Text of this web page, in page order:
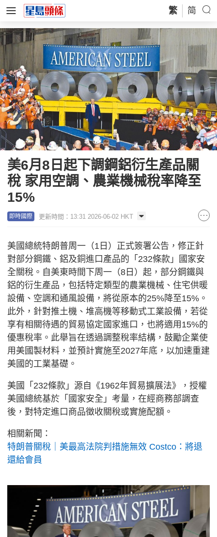
繁 简
美6月8日起下調鋼鋁衍生產品關
稅 家用空調、農業機械稅率降至
15%
即時國際 更新時間：13:31 2026-06-02 HKT
美國總統特朗普周一（1日）正式簽署公告，修正針
對部分鋼鐵、鋁及銅進口產品的「232條款」國家安
全關稅。自美東時間下周一（8日）起，部分鋼鐵與
鋁的衍生產品，包括特定類型的農業機械、住宅供暖
設備、空調和通風設備，將從原本的25%降至15%。
此外，針對推土機、堆高機等移動式工業設備，若從
享有相關待遇的貿易協定國家進口，也將適用15%的
優惠稅率。此舉旨在透過調整稅率結構，鼓勵企業使
用美國製材料，並預計實施至2027年底，以加速重建
美國的工業基礎。
美國「232條款」源自《1962年貿易擴展法》，授權
美國總統基於「國家安全」考量，在經商務部調查
後，對特定進口商品徵收關稅或實施配額。
相關新聞：
特朗普關稅｜美最高法院判措施無效 Costco：將退
還給會員